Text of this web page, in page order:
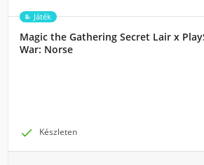
Játék
Magic the Gathering Secret Lair x
War: Norse
 Készleten